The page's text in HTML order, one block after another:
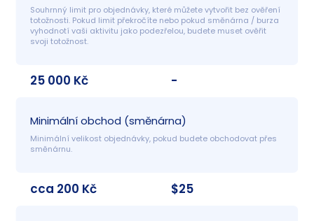
Souhrnný limit pro objednávky, které můžete vytvořit bez ověření
totožnosti. Pokud limit překročíte nebo pokud směnárna / burza
vyhodnotí vaši aktivitu jako podezřelou, budete muset ověřit
svoji totožnost.
25 000 Kč -
Minimální obchod (směnárna)
Minimální velikost objednávky, pokud budete obchodovat přes
směnárnu.
cca 200 Kč $25